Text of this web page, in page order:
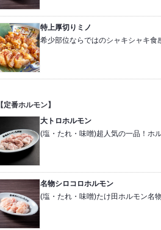
特上厚切りミノ
希少部位ならではのシャキシャキ食
【定番ホルモン】
大トロホルモン
(塩・たれ・味噌)超人気の一品！ホ
名物シロコロホルモン
(塩・たれ・味噌)たけ田ホルモン名